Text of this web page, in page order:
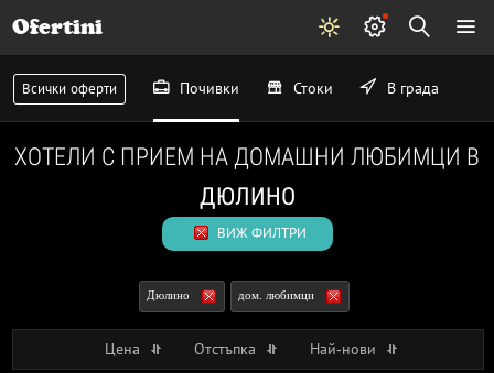
Ofertini
Всички оферти Почивки Стоки В града
ХОТЕЛИ С ПРИЕМ НА ДОМАШНИ ЛЮБИМЦИ В
ДЮЛИНО
ВИЖ ФИЛТРИ
Дюлино дом. любимци
Цена Отстъпка Най-нови